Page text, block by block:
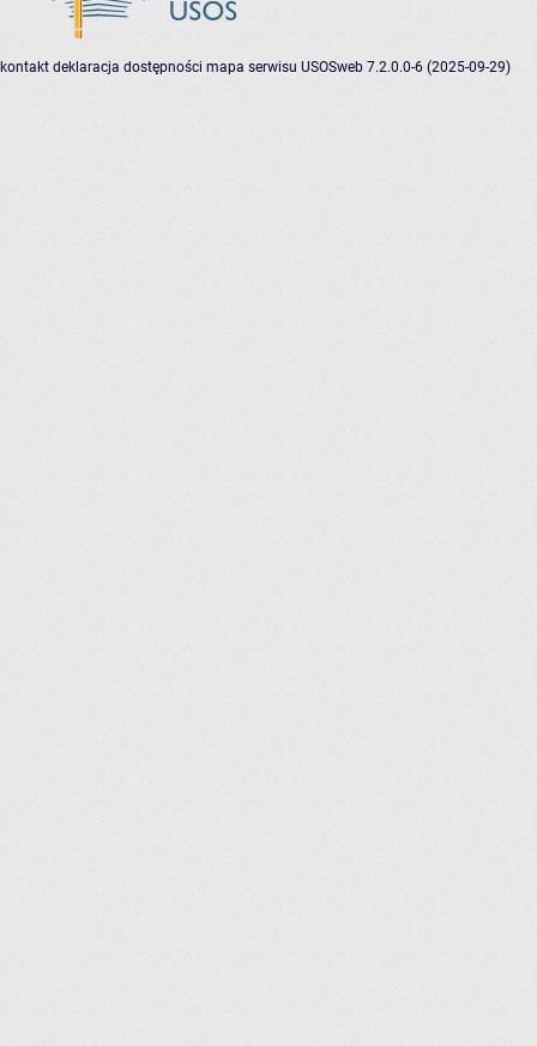
kontakt deklaracja dostępności mapa serwisu USOSweb 7.2.0.0-6 (2025-09-29)